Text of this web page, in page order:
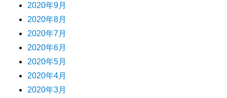
2020年9月
2020年8月
2020年7月
2020年6月
2020年5月
2020年4月
2020年3月